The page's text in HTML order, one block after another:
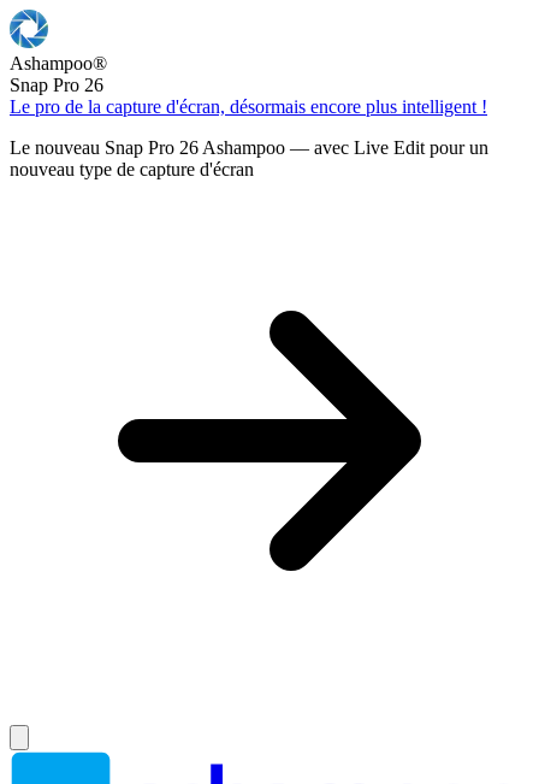
Ashampoo®
Snap Pro 26
Le pro de la capture d'écran, désormais encore plus intelligent !
Le nouveau Snap Pro 26 Ashampoo — avec Live Edit pour un
nouveau type de capture d'écran